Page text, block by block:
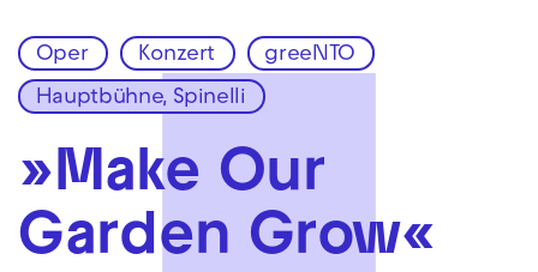
Zur Hauptnavigation springen
Zum Hauptinhalt springen
Oper Konzert greeNTO
Hauptbühne, Spinelli
»Make Our
Garden Grow«